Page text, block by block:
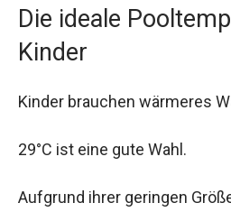
Die ideale
Kinder
Kinder brauchen wärmeres
29°C ist eine gute Wahl.
Aufgrund ihrer geringen